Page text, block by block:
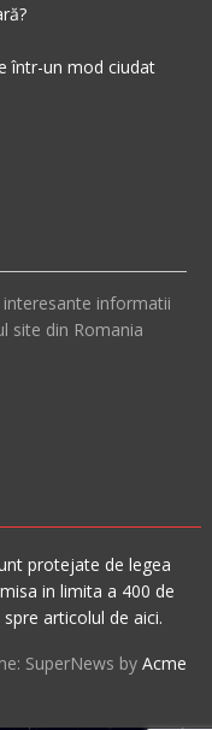
într-un mod ciudat
informatii
site din Romania
protejate de legea
in limita a 400 de
articolul de aici.
SuperNews byAcme